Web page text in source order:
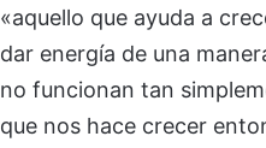
«aquello que ayuda a
dar energía de una
no funcionan tan
que nos hace crecer